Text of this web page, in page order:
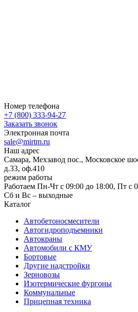
Номер телефона
+7 (800) 333-94-27
Заказать звонок
Электронная почта
sale@mirtm.ru
Наш адрес
Самара, Мехзавод пос., Московское
д.33, оф.410
режим работы
Работаем Пн-Чт с 09:00 до 18:00, Пт с
Сб и Вс – выходные
Каталог
Автобетоносмесители
Автогидроподъемники
Автокраны
Автомобили с КМУ
Бортовые
Другие надстройки
Зерновозы
Изотермические фургоны
Коммунальные
Прицепная техника